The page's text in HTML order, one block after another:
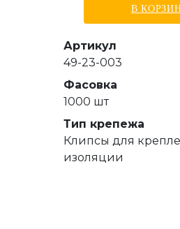
В
Артикул
49-23-003
Фасовка
1000 шт
Тип крепежа
Клипсы для
изоляции